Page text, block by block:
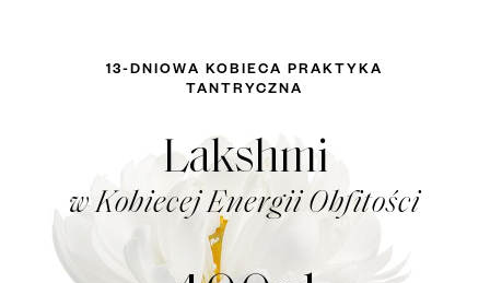
13-DNIOWA KOBIECA PRAKTYKA
TANTRYCZNA
Lakshmi
w Kobiecej Energii Obfitości